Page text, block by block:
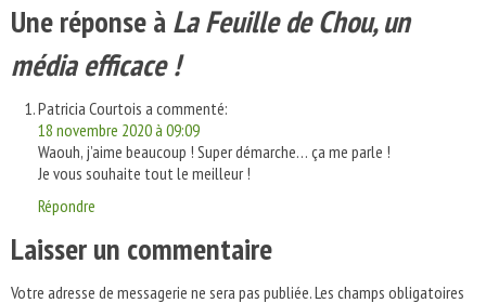
Une réponse àLa Feuille de Chou, un
média efficace !
Patricia Courtois a commenté:
18 novembre 2020 à 09:09
Waouh, j’aime beaucoup ! Super démarche… ça me parle !
Je vous souhaite tout le meilleur !
Répondre
Laisser un commentaire
Votre adresse de messagerie ne sera pas publiée.Les champs obligatoires